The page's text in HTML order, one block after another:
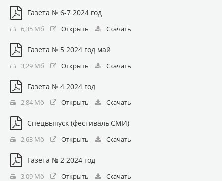
Газета № 6-7 2024 год
6,35 Мб Открыть Скачать
Газета № 5 2024 год май
3,29 Мб Открыть Скачать
Газета № 4 2024 год
2,84 Мб Открыть Скачать
Спецвыпуск (фестиваль СМИ)
2,63 Мб Открыть Скачать
Газета № 2 2024 год
3,09 Мб Открыть Скачать